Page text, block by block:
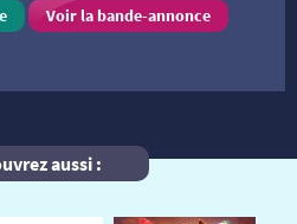
Voir la bande-annonce
aussi :